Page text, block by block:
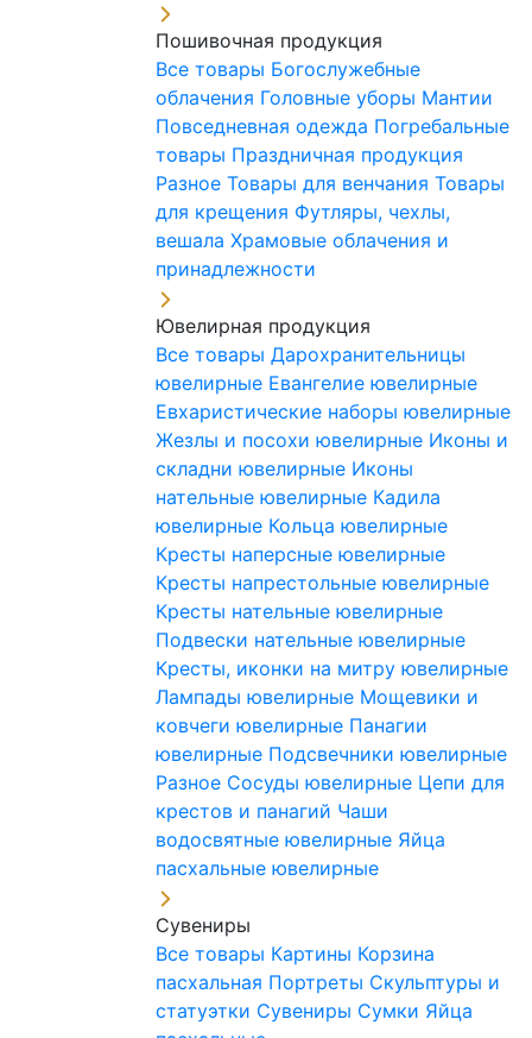
Пошивочная продукция
Все товары Богослужебные
облачения Головные уборы Мантии
Повседневная одежда Погребальные
товары Праздничная продукция
Разное Товары для венчания Товары
для крещения Футляры, чехлы,
вешала Храмовые облачения и
принадлежности
Ювелирная продукция
Все товары Дарохранительницы
ювелирные Евангелие ювелирные
Евхаристические наборы ювелирные
Жезлы и посохи ювелирные Иконы и
складни ювелирные Иконы
нательные ювелирные Кадила
ювелирные Кольца ювелирные
Кресты наперсные ювелирные
Кресты напрестольные ювелирные
Кресты нательные ювелирные
Подвески нательные ювелирные
Кресты, иконки на митру ювелирные
Лампады ювелирные Мощевики и
ковчеги ювелирные Панагии
ювелирные Подсвечники ювелирные
Разное Сосуды ювелирные Цепи для
крестов и панагий Чаши
водосвятные ювелирные Яйца
пасхальные ювелирные
Сувениры
Все товары Картины Корзина
пасхальная Портреты Скульптуры и
статуэтки Сувениры Сумки Яйца